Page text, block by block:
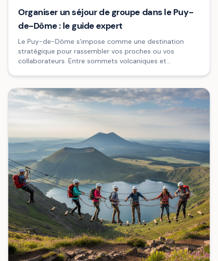
Organiser un séjour de groupe dans le Puy-
de-Dôme : le guide expert
Le Puy-de-Dôme s'impose comme une destination
stratégique pour rassembler vos proches ou vos
collaborateurs. Entre sommets volcaniques et